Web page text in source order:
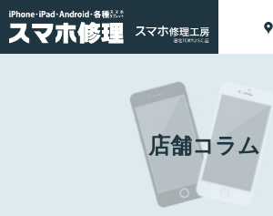
店舗コラム